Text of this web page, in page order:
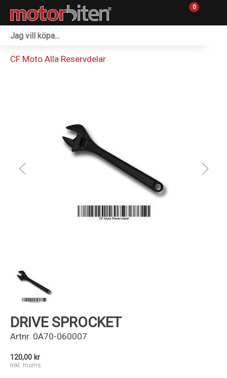
0
Reservdelar
Sprängskisser
CF Moto Alla Reservdelar
DRIVE SPROCKET
Artnr. 0A70-060007
120,00 kr
Inkl. moms